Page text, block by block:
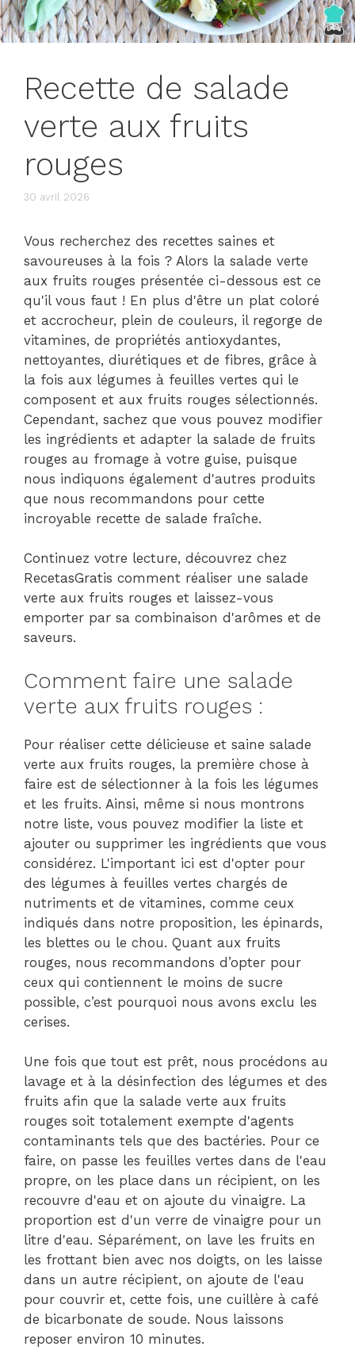
Recette de salade
verte aux fruits
rouges
30 avril 2026
Vous recherchez des recettes saines et
savoureuses à la fois ? Alors la salade verte
aux fruits rouges présentée ci-dessous est ce
qu'il vous faut ! En plus d'être un plat coloré
et accrocheur, plein de couleurs, il regorge de
vitamines, de propriétés antioxydantes,
nettoyantes, diurétiques et de fibres, grâce à
la fois aux légumes à feuilles vertes qui le
composent et aux fruits rouges sélectionnés.
Cependant, sachez que vous pouvez modifier
les ingrédients et adapter la salade de fruits
rouges au fromage à votre guise, puisque
nous indiquons également d'autres produits
que nous recommandons pour cette
incroyable recette de salade fraîche.
Continuez votre lecture, découvrez chez
RecetasGratis comment réaliser une salade
verte aux fruits rouges et laissez-vous
emporter par sa combinaison d'arômes et de
saveurs.
Comment faire une salade
verte aux fruits rouges :
Pour réaliser cette délicieuse et saine salade
verte aux fruits rouges, la première chose à
faire est de sélectionner à la fois les légumes
et les fruits. Ainsi, même si nous montrons
notre liste, vous pouvez modifier la liste et
ajouter ou supprimer les ingrédients que vous
considérez. L'important ici est d'opter pour
des légumes à feuilles vertes chargés de
nutriments et de vitamines, comme ceux
indiqués dans notre proposition, les épinards,
les blettes ou le chou. Quant aux fruits
rouges, nous recommandons d’opter pour
ceux qui contiennent le moins de sucre
possible, c’est pourquoi nous avons exclu les
cerises.
Une fois que tout est prêt, nous procédons au
lavage et à la désinfection des légumes et des
fruits afin que la salade verte aux fruits
rouges soit totalement exempte d'agents
contaminants tels que des bactéries. Pour ce
faire, on passe les feuilles vertes dans de l'eau
propre, on les place dans un récipient, on les
recouvre d'eau et on ajoute du vinaigre. La
proportion est d'un verre de vinaigre pour un
litre d'eau. Séparément, on lave les fruits en
les frottant bien avec nos doigts, on les laisse
dans un autre récipient, on ajoute de l'eau
pour couvrir et, cette fois, une cuillère à café
de bicarbonate de soude. Nous laissons
reposer environ 10 minutes.